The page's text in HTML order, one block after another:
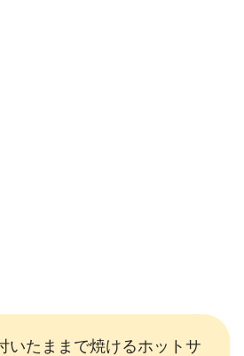
いたままで焼けるホットサ